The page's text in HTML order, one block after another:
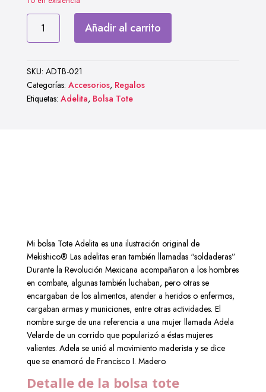
Bolsa
Tote
quantity
Añadir al carrito
SKU: ADTB-021
Categorías: Accesorios, Regalos
Etiquetas: Adelita, Bolsa Tote
Mi bolsa Tote Adelita es una ilustración original de
Mekishico® Las adelitas eran también llamadas “soldaderas”
Durante la Revolución Mexicana acompañaron a los hombres
en combate, algunas también luchaban, pero otras se
encargaban de los alimentos, atender a heridos o enfermos,
cargaban armas y municiones, entre otras actividades. El
nombre surge de una referencia a una mujer llamada Adela
Velarde de un corrido que popularizó a éstas mujeres
valientes. Adela se unió al movimiento maderista y se dice
que se enamoró de Francisco I. Madero.
Detalle de la bolsa tote